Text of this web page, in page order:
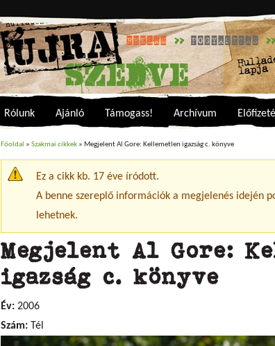
Rólunk Ajánló Támogass! Archívum
Jelenlegi hely
Főoldal » Szakmai cikkek » Megjelent Al Gore: Kellemetlen igazság c. könyve
Figyelmeztető üzenet
Ez a cikk kb. 17 éve íródott.
A benne szereplő információk a megjelenés idején
lehetnek.
Megjelent Al Gore:
igazság c. könyve
Év: 2006
Szám: Tél